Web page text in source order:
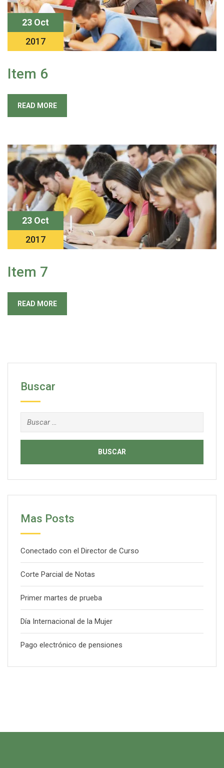
23 Oct
2017
Item 6
READ MORE
23 Oct
2017
Item 7
READ MORE
Buscar
Buscar:
Mas Posts
Conectado con el Director de Curso
Corte Parcial de Notas
Primer martes de prueba
Día Internacional de la Mujer
Pago electrónico de pensiones